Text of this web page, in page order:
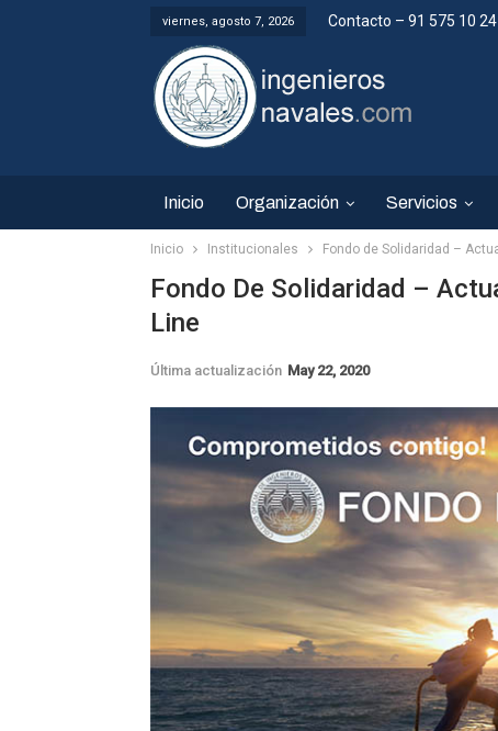
viernes, agosto 7, 2026 Contacto – 91 575 10 24
Inicio Organización Servicios
Inicio Institucionales Fondo de Solidaridad –
Fondo De Solidaridad –
Line
Última actualización May 22, 2020